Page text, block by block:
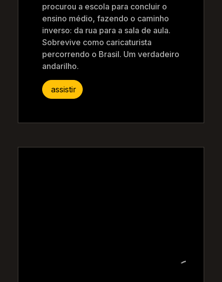
procurou a escola para concluir o
ensino médio, fazendo o caminho
inverso: da rua para a sala de aula.
Sobrevive como caricaturista
percorrendo o Brasil. Um verdadeiro
andarilho.
assistir